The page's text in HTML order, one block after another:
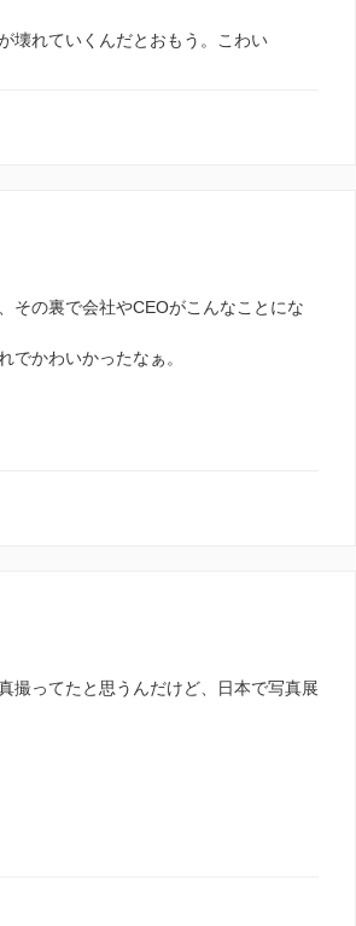
壊れていくんだとおもう。こわい
その裏で会社やCEOがこんなことにな
でかわいかったなぁ。
撮ってたと思うんだけど、日本で写真展